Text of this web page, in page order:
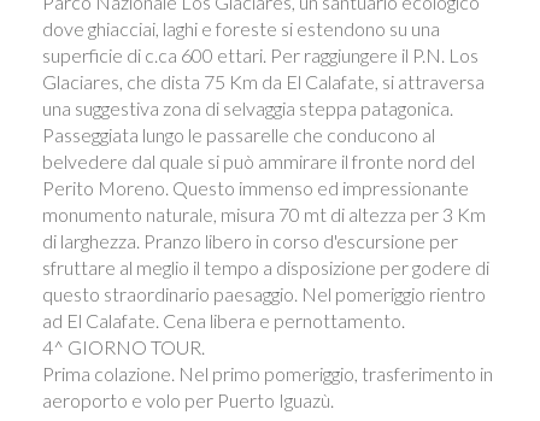
dove ghiacciai, laghi e foreste si estendono su una
superficie di c.ca 600 ettari. Per raggiungere il P.N. Los
Glaciares, che dista 75 Km da El Calafate, si attraversa
una suggestiva zona di selvaggia steppa patagonica.
Passeggiata lungo le passarelle che conducono al
belvedere dal quale si può ammirare il fronte nord del
Perito Moreno. Questo immenso ed impressionante
monumento naturale, misura 70 mt di altezza per 3 Km
di larghezza. Pranzo libero in corso d'escursione per
sfruttare al meglio il tempo a disposizione per godere di
questo straordinario paesaggio. Nel pomeriggio rientro
ad El Calafate. Cena libera e pernottamento.
4^ GIORNO TOUR.
Prima colazione. Nel primo pomeriggio, trasferimento in
aeroporto e volo per Puerto Iguazù.